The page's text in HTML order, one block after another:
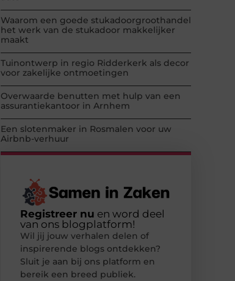
Waarom een goede stukadoorgroothandel
het werk van de stukadoor makkelijker
maakt
Tuinontwerp in regio Ridderkerk als decor
voor zakelijke ontmoetingen
Overwaarde benutten met hulp van een
assurantiekantoor in Arnhem
Een slotenmaker in Rosmalen voor uw
Airbnb-verhuur
Registreer nu en word deel
van ons blogplatform!
Wil jij jouw verhalen delen of
inspirerende blogs ontdekken?
Sluit je aan bij ons platform en
bereik een breed publiek.